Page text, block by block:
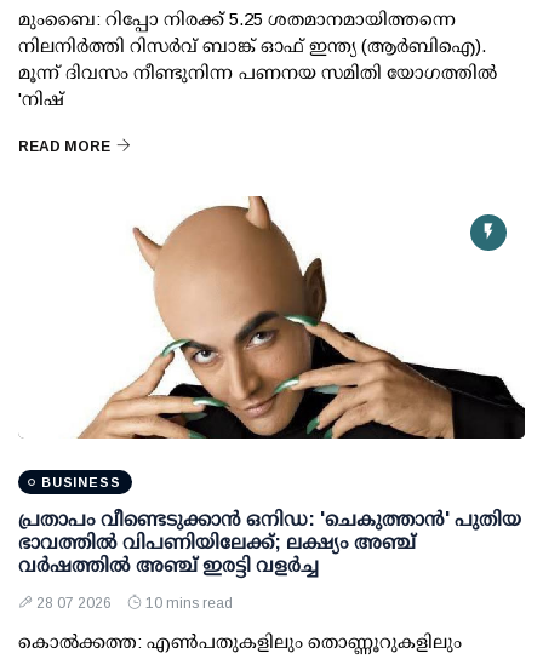
മുംബൈ: റിപ്പോ നിരക്ക് 5.25 ശതമാനമായിത്തന്നെ
നിലനിര്‍ത്തി റിസര്‍വ് ബാങ്ക് ഓഫ് ഇന്ത്യ (ആര്‍ബിഐ).
മൂന്ന് ദിവസം നീണ്ടുനിന്ന പണനയ സമിതി യോഗത്തില്‍
'നിഷ്
READ MORE
BUSINESS
പ്രതാപം വീണ്ടെടുക്കാന്‍ ഒനിഡ: 'ചെകുത്താന്‍' പുതിയ
ഭാവത്തില്‍ വിപണിയിലേക്ക്; ലക്ഷ്യം അഞ്ച്
വര്‍ഷത്തില്‍ അഞ്ച് ഇരട്ടി വളര്‍ച്ച
28 07 2026 10 mins read
കൊല്‍ക്കത്ത: എണ്‍പതുകളിലും തൊണ്ണൂറുകളിലും